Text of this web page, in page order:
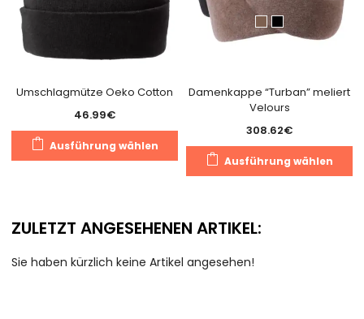
Umschlagmütze Oeko Cotton
46.99€
Ausführung wählen
Produkt
weist
auf.
Optionen
Damenkappe “Turban” meliert
Velours
308.62€
Ausführung wählen
ZULETZT ANGESEHENEN ARTIKEL:
Sie haben kürzlich keine Artikel angesehen!